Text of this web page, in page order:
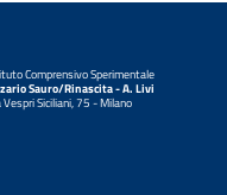
Comprensivo Sperimentale
Sauro/Rinascita - A. Livi
Vespri Siciliani, 75 - Milano
la pagina iniziale della scuola